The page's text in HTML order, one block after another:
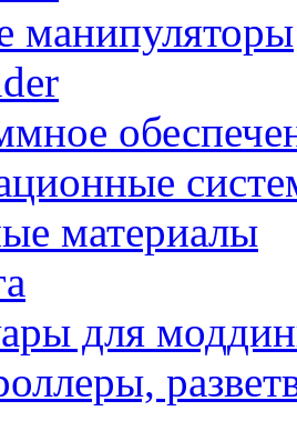
манипуляторы
материалы
для